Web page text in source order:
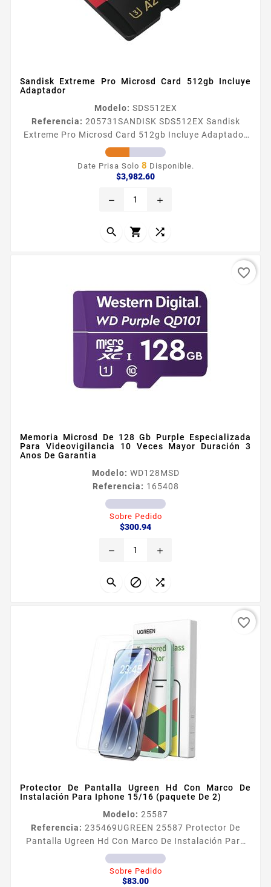
Sandisk Extreme Pro Microsd Card 512gb Incluye
Adaptador
Modelo: SDS512EX
Referencia: 205731 SANDISK SDS512EX Sandisk
Extreme Pro Microsd Card 512gb Incluye Adaptador
Lo suficientemente raacutepida para seguir el ritmo
de la accioacuten Disfruta de velocidades extremas
para una transferencia raacutepida rendimiento de
microSDtrade de alto rendimiento es perfecta para
caacutemaras de...
Date Prisa Solo 8 Disponible.
$3,982.60Precio
remove add
  
Memoria Microsd De 128 Gb Purple Especializada
Para Videovigilancia 10 Veces Mayor Duración 3
Anos De Garantia
Modelo: WD128MSD
Referencia: 165408
Sobre Pedido
$300.94Precio
remove add
  
favorite_border
Protector De Pantalla Ugreen Hd Con Marco De
Instalación Para Iphone 15/16 (paquete De 2)
Modelo: 25587
Referencia: 235469UGREEN 25587 Protector De
Pantalla Ugreen Hd Con Marco De Instalación Para
Iphone 15/16 (paquete De 2)
Sobre Pedido
$83.00Precio
favorite_border